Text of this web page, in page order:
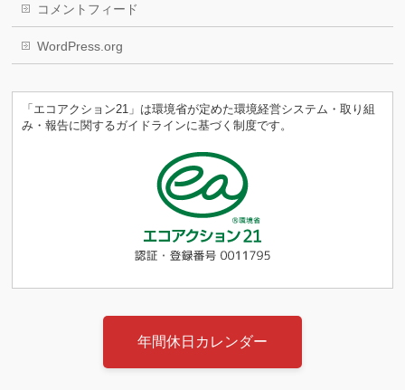
コメントフィード
WordPress.org
「エコアクション21」は環境省が定めた環境経営システム・取り組
み・報告に関するガイドラインに基づく制度です。
年間休日カレンダー